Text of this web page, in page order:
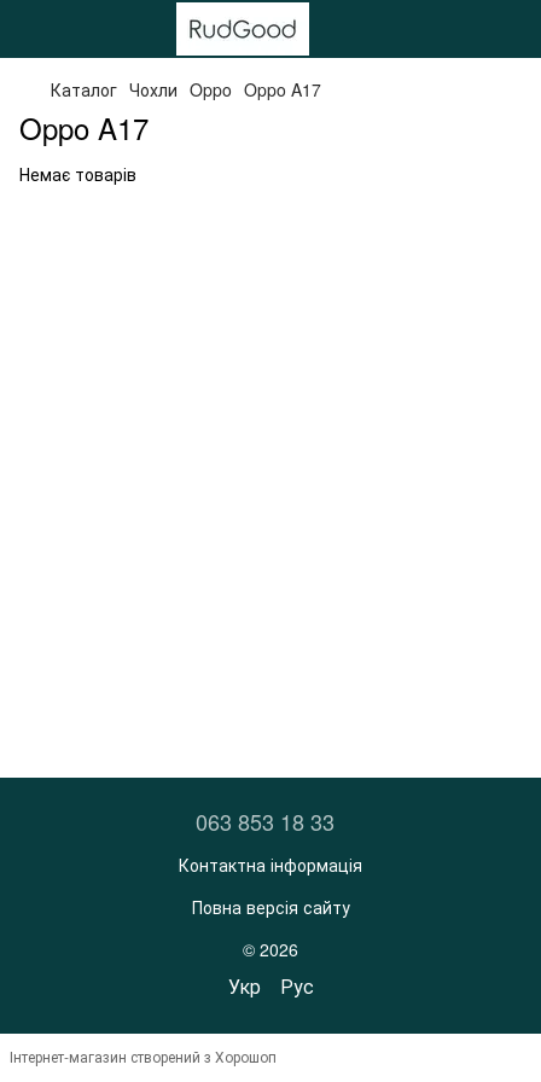
Каталог Чохли Oppo Oppo A17
Oppo A17
Немає товарів
063 853 18 33
Контактна інформація
Повна версія сайту
© 2026
Укр Рус
Інтернет-магазин створений з Хорошоп